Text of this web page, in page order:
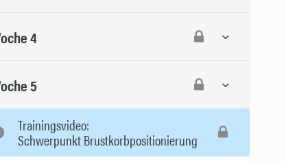
4
5
Trainingsvideo:
Schwerpunkt Brustkorbpositionierung